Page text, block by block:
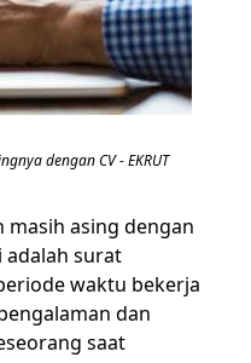
dengan CV - EKRUT
masih asing dengan
adalah surat
waktu bekerja
dan
saat